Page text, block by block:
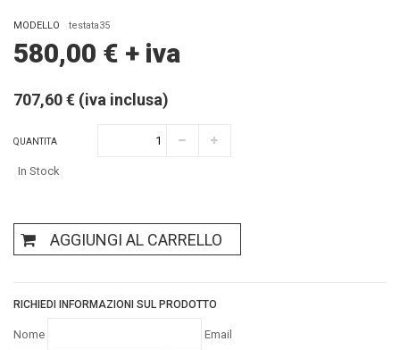
MODELLO testata35
580,00 € + iva
707,60 € (iva inclusa)
QUANTITA
In Stock
AGGIUNGI AL CARRELLO
RICHIEDI INFORMAZIONI SUL PRODOTTO
Nome Email